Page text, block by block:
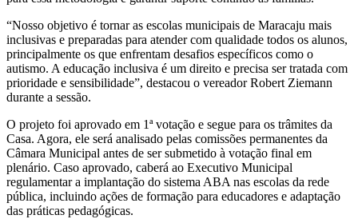
“Nosso objetivo é tornar as escolas municipais de Maracaju mais
inclusivas e preparadas para atender com qualidade todos os alunos,
principalmente os que enfrentam desafios específicos como o
autismo. A educação inclusiva é um direito e precisa ser tratada com
prioridade e sensibilidade”, destacou o vereador Robert Ziemann
durante a sessão.
O projeto foi aprovado em 1ª votação e segue para os trâmites da
Casa. Agora, ele será analisado pelas comissões permanentes da
Câmara Municipal antes de ser submetido à votação final em
plenário. Caso aprovado, caberá ao Executivo Municipal
regulamentar a implantação do sistema ABA nas escolas da rede
pública, incluindo ações de formação para educadores e adaptação
das práticas pedagógicas.